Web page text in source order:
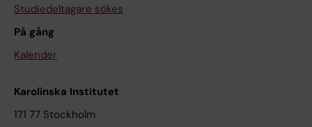
Studiedeltagare sökes
På gång
Kalender
Karolinska Institutet
171 77 Stockholm